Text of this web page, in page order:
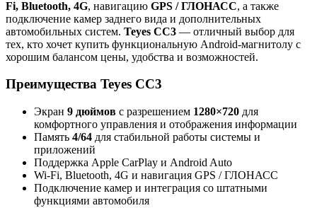
Fi, Bluetooth, 4G, навигацию GPS / ГЛОНАСС, а также
подключение камер заднего вида и дополнительных
автомобильных систем. Teyes CC3 — отличный выбор для
тех, кто хочет купить функциональную Android-магнитолу с
хорошим балансом цены, удобства и возможностей.
Преимущества Teyes CC3
Экран 9 дюймов с разрешением 1280×720 для
комфортного управления и отображения информации
Память 4/64 для стабильной работы системы и
приложений
Поддержка Apple CarPlay и Android Auto
Wi-Fi, Bluetooth, 4G и навигация GPS / ГЛОНАСС
Подключение камер и интеграция со штатными
функциями автомобиля